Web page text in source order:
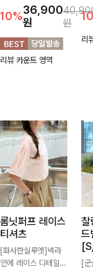
사랑스러운 무드를 완
성해주는 원피스🤍
허리 스모크 밴딩이
슬림한 실루엣을 연출
해주며, 자연스럽게
10%36,900
원
원
리뷰 카운트 영역
주
한
리
롬닛퍼프 레이스
티셔츠
[화사한실루엣]넥라
인에 레이스 디테일로
찰
드
[군